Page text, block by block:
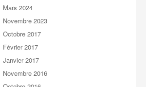
Mars 2024
Novembre 2023
Octobre 2017
Février 2017
Janvier 2017
Novembre 2016